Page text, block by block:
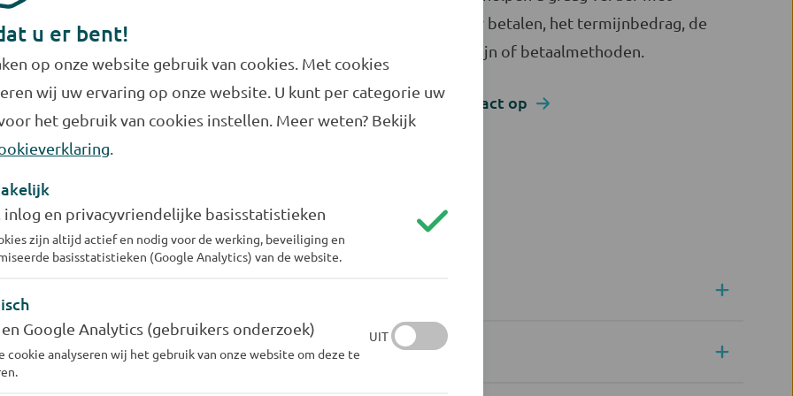
Soms kunt uw het termijnbedrag niet
de reden.
Naar de veelgestelde vragen
vragen over betalen, het termijnbedrag, de
betaaltermijn of betaalmethoden.
Neem contact op
mijn termijnbedrag uit?
u er bent!
op onze website gebruik van cookies. Met cookies
wij uw ervaring op onze website. U kunt per categorie uw
het gebruik van cookies instellen. Meer weten? Bekijk
inlog en privacyvriendelijke basisstatistieken
zijn altijd actief en nodig voor de werking, beveiliging en
basisstatistieken (Google Analytics) van de website.
Google Analytics (gebruikers onderzoek)
cookie analyseren wij het gebruik van onze website om deze te
UIT